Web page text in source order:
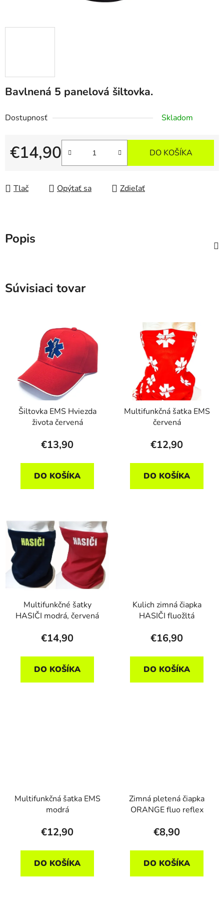
Bavlnená 5 panelová šiltovka.
Dostupnosť Skladom
€14,90
Jednotková cena:
DO KOŠÍKA
Tlač Opýtať sa Zdieľať
Popis
Súvisiaci tovar
Šiltovka EMS Hviezda
života červená
€13,90
DO KOŠÍKA
Multifunkčná šatka EMS
červená
€12,90
DO KOŠÍKA
Multifunkčné šatky
HASIČI modrá, červená
€14,90
DO KOŠÍKA
Kulich zimná čiapka
HASIČI fluožltá
€16,90
DO KOŠÍKA
Multifunkčná šatka EMS
modrá
€12,90
DO KOŠÍKA
Zimná pletená čiapka
ORANGE fluo reflex
€8,90
DO KOŠÍKA